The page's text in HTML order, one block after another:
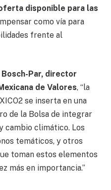
disponible para las
como vía para
frente al
Par, director
de Valores, “la
se inserta en una
de la Bolsa de integrar
cambio climático. Los
temáticos, y otros
toman estos elementos
más en importancia.”